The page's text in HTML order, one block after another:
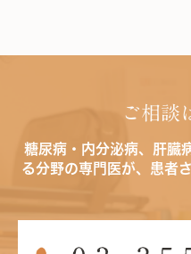
ご相談
糖尿病・内分泌病、肝臓
る分野の専門医が、患者